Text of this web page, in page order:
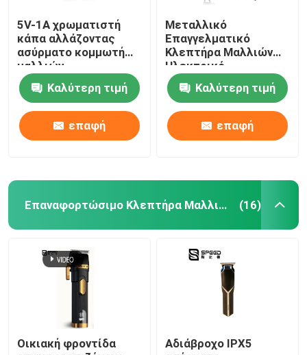
5V-1A χρωματιστή
κάπα αλλάζοντας
ασύρματο κομμωτή
μαλλιών
επαγγελματίας
Καλύτερη τιμή
επαφή
Μεταλλικό
Επαγγελματικό
Κλεπτήρα Μαλλιών
Ηλεκτρικό
Αναφορτιζόμενο
Πρόγραμμα και Παίξτε
2000mAh Λυθίου Η
μπαταρία LED οθόνη
Για Σαλόνι
Καλύτερη τιμή
επαφή
Επαναφορτώσιμο Κλεπτήρα Μαλλιών (16)
Οικιακή φροντίδα
Αδιάβροχο IPX5